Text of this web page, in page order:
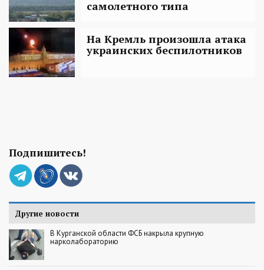
самолетного типа
На Кремль произошла атака
украинских беспилотников
Подпишитесь!
Другие новости
В Курганской области ФСБ накрыла крупную
нарколабораторию